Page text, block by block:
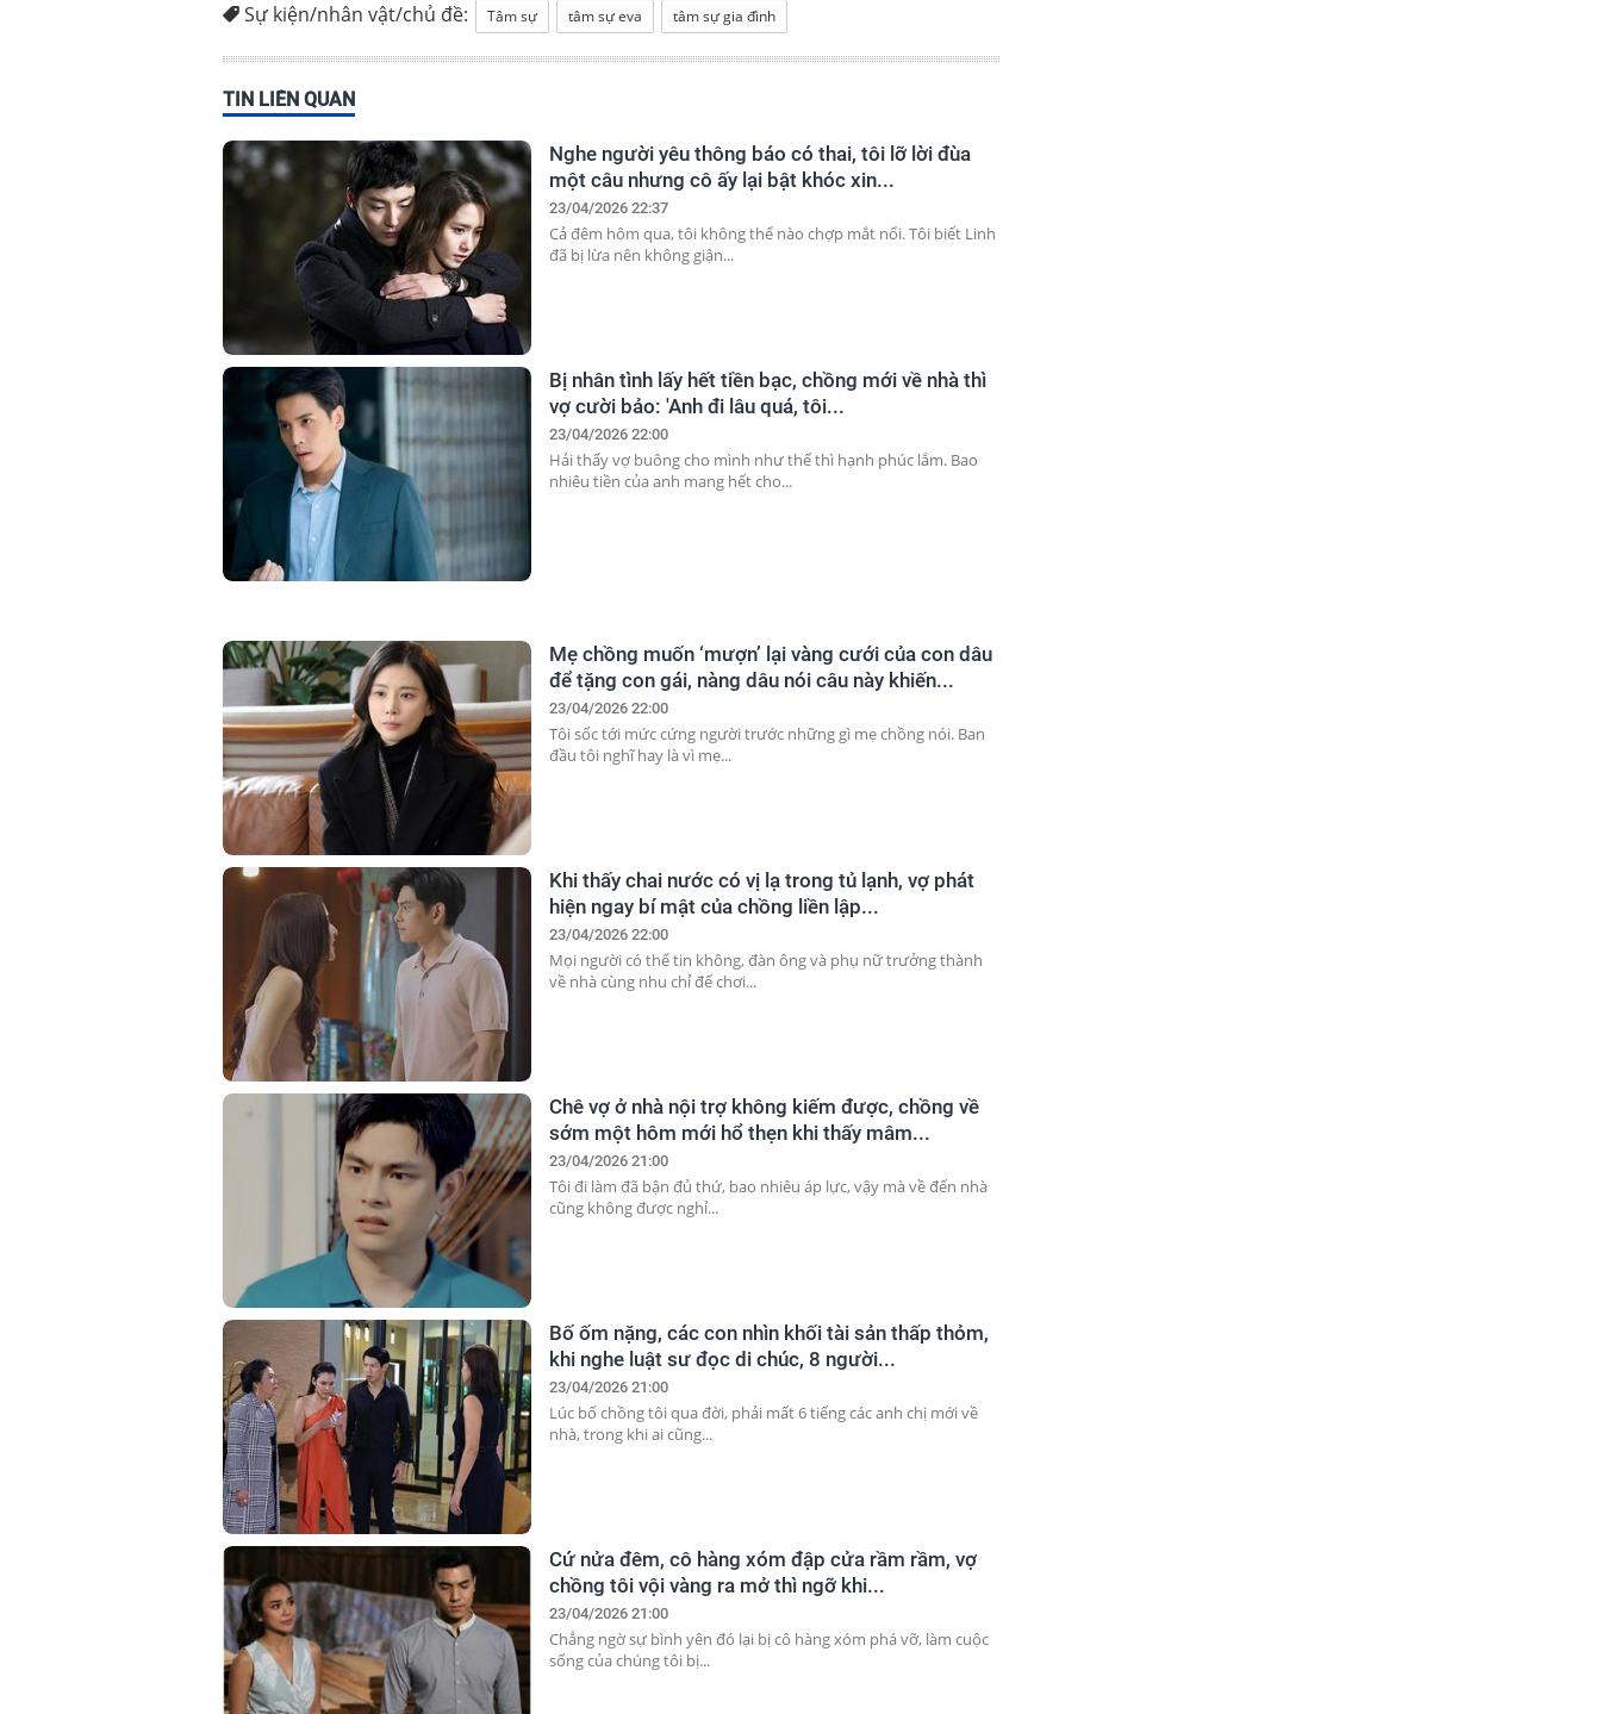
Sự kiện/nhân vật/chủ đề: Tâm sự tâm sự eva tâm sự gia đình
TIN LIÊN QUAN
Nghe người yêu thông báo có thai, tôi lỡ lời đùa
một câu nhưng cô ấy lại bật khóc xin...
23/04/2026 22:37
Cả đêm hôm qua, tôi không thể nào chợp mắt nổi. Tôi biết Linh
đã bị lừa nên không giận...
Bị nhân tình lấy hết tiền bạc, chồng mới về nhà thì
vợ cười bảo: 'Anh đi lâu quá, tôi...
23/04/2026 22:00
Hải thấy vợ buông cho mình như thế thì hạnh phúc lắm. Bao
nhiêu tiền của anh mang hết cho...
Mẹ chồng muốn ‘mượn’ lại vàng cưới của con dâu
để tặng con gái, nàng dâu nói câu này khiến...
23/04/2026 22:00
Tôi sốc tới mức cứng người trước những gì mẹ chồng nói. Ban
đầu tôi nghĩ hay là vì mẹ...
Khi thấy chai nước có vị lạ trong tủ lạnh, vợ phát
hiện ngay bí mật của chồng liền lập...
23/04/2026 22:00
Mọi người có thể tin không, đàn ông và phụ nữ trưởng thành
về nhà cùng nhu chỉ để chơi...
Chê vợ ở nhà nội trợ không kiếm được, chồng về
sớm một hôm mới hổ thẹn khi thấy mâm...
23/04/2026 21:00
Tôi đi làm đã bận đủ thứ, bao nhiêu áp lực, vậy mà về đến nhà
cũng không được nghỉ...
Bố ốm nặng, các con nhìn khối tài sản thấp thỏm,
khi nghe luật sư đọc di chúc, 8 người...
23/04/2026 21:00
Lúc bố chồng tôi qua đời, phải mất 6 tiếng các anh chị mới về
nhà, trong khi ai cũng...
Cứ nửa đêm, cô hàng xóm đập cửa rầm rầm, vợ
chồng tôi vội vàng ra mở thì ngỡ khi...
23/04/2026 21:00
Chẳng ngờ sự bình yên đó lại bị cô hàng xóm phá vỡ, làm cuộc
sống của chúng tôi bị...